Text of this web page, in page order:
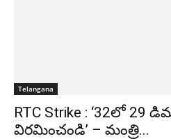
Telangana
RTC Strike : ‘32లో 29
విరమించండి’ – మంత్రి...